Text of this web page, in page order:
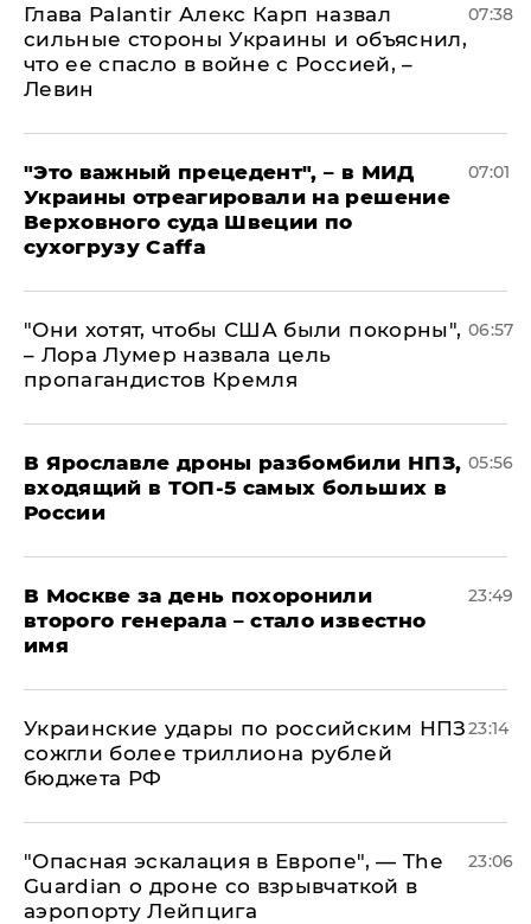
Глава Palantir Алекс Карп назвал
сильные стороны Украины и объяснил,
что ее спасло в войне с Россией, –
Левин
07:38
"Это важный прецедент", – в МИД
Украины отреагировали на решение
Верховного суда Швеции по
сухогрузу Caffa
07:01
"Они хотят, чтобы США были покорны",
– Лора Лумер назвала цель
пропагандистов Кремля
06:57
В Ярославле дроны разбомбили НПЗ,
входящий в ТОП-5 самых больших в
России
05:56
В Москве за день похоронили
второго генерала – стало известно
имя
23:49
Украинские удары по российским НПЗ
сожгли более триллиона рублей
бюджета РФ
23:14
"Опасная эскалация в Европе", — The
Guardian о дроне со взрывчаткой в
аэропорту Лейпцига
23:06